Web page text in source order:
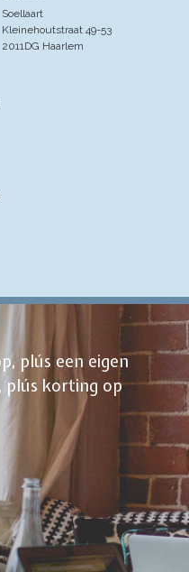
Soellaart
Kleinehoutstraat 49-53
2011DG Haarlem
plús een eigen
plús korting op